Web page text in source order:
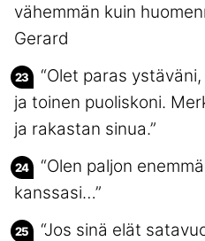
vähemmän kuin
Gerard
“Olet paras
ja toinen puoliskoni.
ja rakastan sinua.”
“Olen paljon
kanssasi…”
“Jos sinä elät